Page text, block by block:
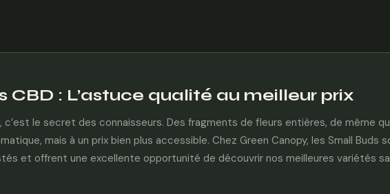
CBD : L’astuce qualité au meilleur prix
c’est le secret des connaisseurs. Des fragments de fleurs entières, de même
mais à un prix bien plus accessible. Chez Green Canopy, les Small Buds
et offrent une excellente opportunité de découvrir nos meilleures variétés